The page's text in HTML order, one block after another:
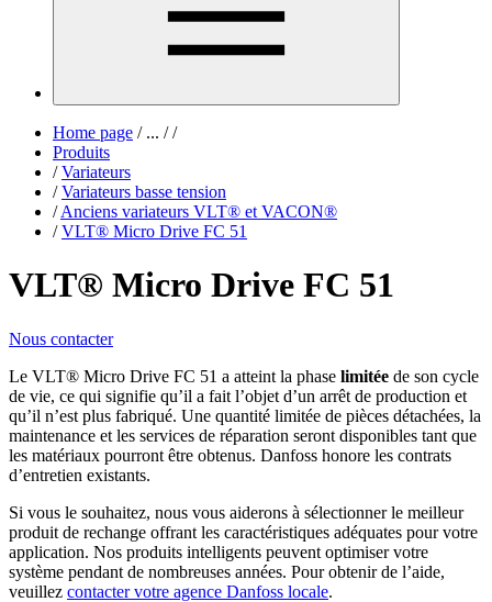
Home page /... / /
Produits
/ Variateurs
/ Variateurs basse tension
/ Anciens variateurs VLT® et VACON®
/ VLT® Micro Drive FC 51
VLT® Micro Drive FC 51
Nous contacter
Le VLT® Micro Drive FC 51 a atteint la phase limitée de son cycle
de vie, ce qui signifie qu’il a fait l’objet d’un arrêt de production et
qu’il n’est plus fabriqué. Une quantité limitée de pièces détachées, la
maintenance et les services de réparation seront disponibles tant que
les matériaux pourront être obtenus. Danfoss honore les contrats
d’entretien existants.
Si vous le souhaitez, nous vous aiderons à sélectionner le meilleur
produit de rechange offrant les caractéristiques adéquates pour votre
application. Nos produits intelligents peuvent optimiser votre
système pendant de nombreuses années. Pour obtenir de l’aide,
veuillez contacter votre agence Danfoss locale.